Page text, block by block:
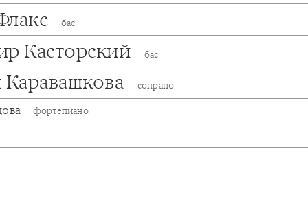
бас
Касторский бас
Каравашкова сопрано
фортепиано